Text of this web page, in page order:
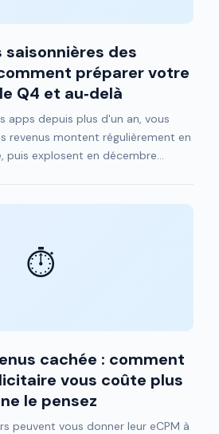
des
préparer votre
Q4 et au‑delà
apps depuis plus d'un an, vous
revenus montent régulièrement en
explosent en décembre...
⏱️
cachée : comment
vous coûte plus
le pensez
peuvent vous donner leur eCPM à